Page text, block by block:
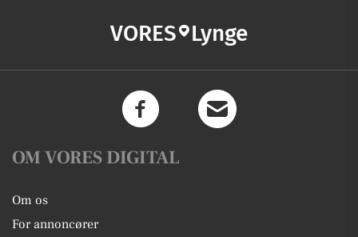
VORES Lynge
OM VORES DIGITAL
Om os
For annoncører